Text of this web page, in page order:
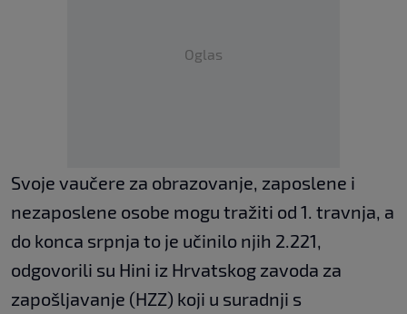
Oglas
Svoje vaučere za obrazovanje, zaposlene i
nezaposlene osobe mogu tražiti od 1. travnja, a
do konca srpnja to je učinilo njih 2.221,
odgovorili su Hini iz Hrvatskog zavoda za
zapošljavanje (HZZ) koji u suradnji s